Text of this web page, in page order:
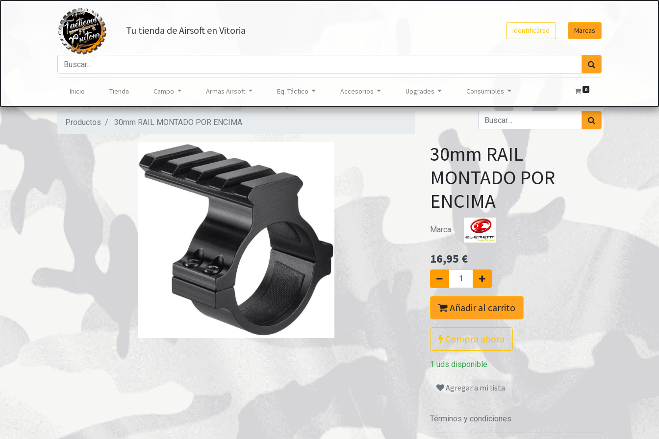
Tu tienda de Airsoft en Vitoria Identificarse Marcas
Inicio Tienda Campo Armas Airsoft Eq. Táctico Accesorios Upgrades Consumibles 0
Productos 30mm RAIL MONTADO POR ENCIMA
30mm RAIL
MONTADO POR
ENCIMA
Marca:
16,95 €
Añadir al carrito
Compra ahora
1 uds disponible
Agregar a mi lista
Términos y condiciones